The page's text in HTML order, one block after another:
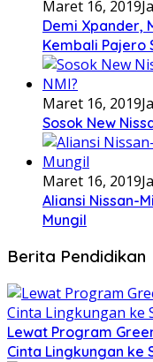
Maret 16, 2019
Demi Xpander,
Kembali Pajero
Maret 16, 2019
Sosok New
Maret 16, 2019
Aliansi Nissan-
Mungil
Berita Pendidikan
Lewat Program
Cinta Lingkungan ke